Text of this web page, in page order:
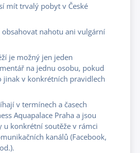
mít trvalý pobyt v České
obsahovat nahotu ani vulgární
je možný jen jeden
na jednu osobu, pokud
jinak v konkrétních pravidlech
v termínech a časech
Aquapalace Praha a jsou
u konkrétní soutěže v rámci
kanálů (Facebook,